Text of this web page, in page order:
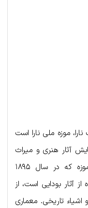
موزه ملی نارا است
آثار هنری و میراث
فرهنگی ژاپن اختصاص دارد. این موزه که در سال ۱۸۹۵
آثار بودایی است، از
تاریخی. معماری